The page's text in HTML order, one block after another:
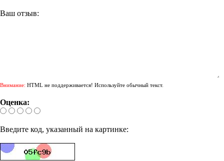
Ваш отзыв:
Внимание: HTML не поддерживается! Используйте обычный текст.
Оценка:
Введите код, указанный на картинке: